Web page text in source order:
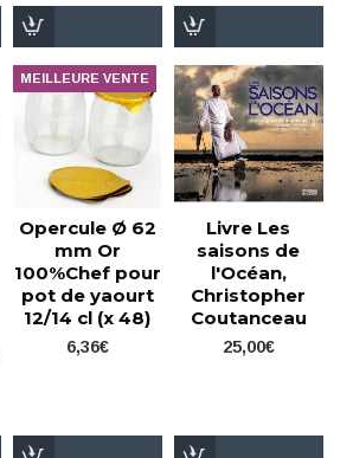
MEILLEURE VENTE
Opercule Ø 62
mm Or
100%Chef pour
pot de yaourt
12/14 cl (x 48)
6,36€
Livre Les
saisons de
l'Océan,
Christopher
Coutanceau
25,00€